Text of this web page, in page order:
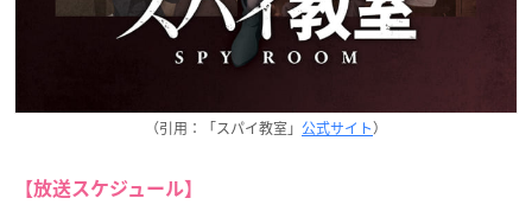
（引用：「スパイ教室」 公式サイト）
【放送スケジュール】